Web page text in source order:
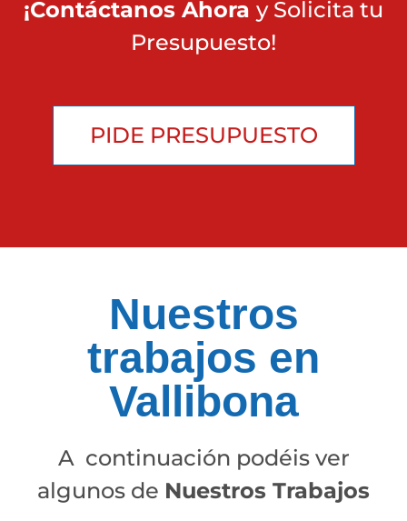
¡Contáctanos Ahora y Solicita tu
Presupuesto!
PIDE PRESUPUESTO
Nuestros
trabajos en
Vallibona
A continuación podéis ver
algunos de Nuestros Trabajos